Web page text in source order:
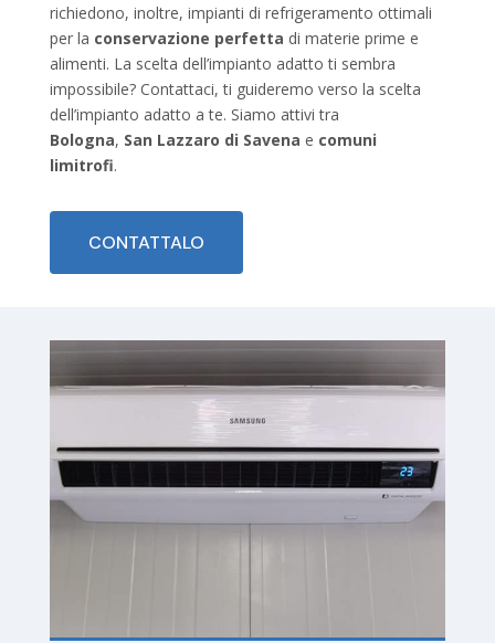
richiedono, inoltre, impianti di refrigeramento ottimali
per la conservazione perfetta di materie prime e
alimenti. La scelta dell’impianto adatto ti sembra
impossibile? Contattaci, ti guideremo verso la scelta
dell’impianto adatto a te. Siamo attivi tra
Bologna, San Lazzaro di Savena e comuni
limitrofi.
CONTATTALO